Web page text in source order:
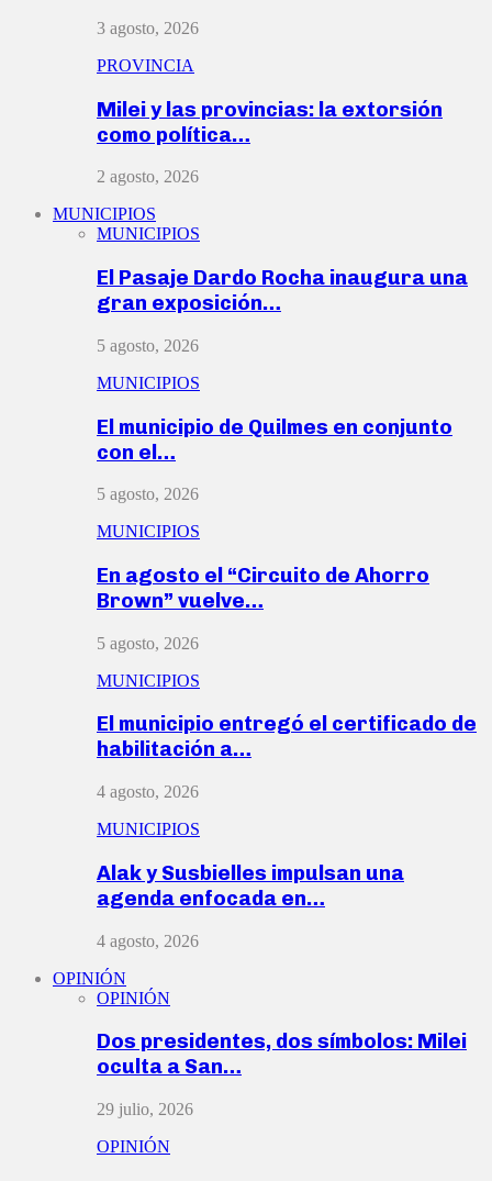
3 agosto, 2026
PROVINCIA
Milei y las provincias: la extorsión
como política…
2 agosto, 2026
MUNICIPIOS
MUNICIPIOS
El Pasaje Dardo Rocha inaugura una
gran exposición…
5 agosto, 2026
MUNICIPIOS
El municipio de Quilmes en conjunto
con el…
5 agosto, 2026
MUNICIPIOS
En agosto el “Circuito de Ahorro
Brown” vuelve…
5 agosto, 2026
MUNICIPIOS
El municipio entregó el certificado de
habilitación a…
4 agosto, 2026
MUNICIPIOS
Alak y Susbielles impulsan una
agenda enfocada en…
4 agosto, 2026
OPINIÓN
OPINIÓN
Dos presidentes, dos símbolos: Milei
oculta a San…
29 julio, 2026
OPINIÓN